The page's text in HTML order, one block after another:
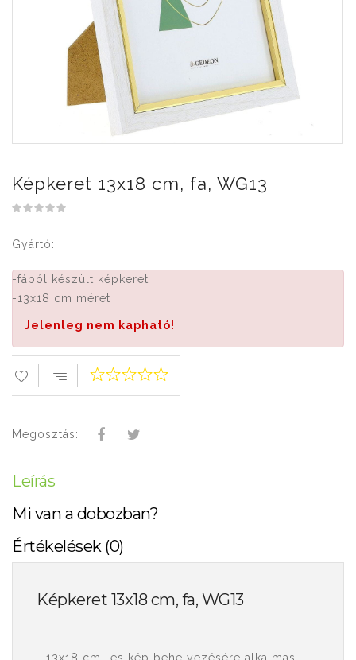
Képkeret 13x18 cm, fa, WG13
Gyártó:
-fából készült képkeret
-13x18 cm méret
Jelenleg nem kapható!
Megosztás:
Leírás
Mi van a dobozban?
Értékelések (0)
Képkeret 13x18 cm, fa, WG13